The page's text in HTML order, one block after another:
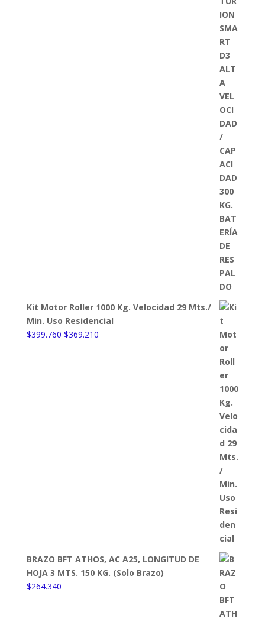
Kit Motor Roller 1000 Kg. Velocidad 29 Mts./
Min. Uso Residencial
$399.760 El
$369.210El
BRAZO BFT ATHOS, AC A25, LONGITUD DE
HOJA 3 MTS. 150 KG. (Solo Brazo)
$264.340